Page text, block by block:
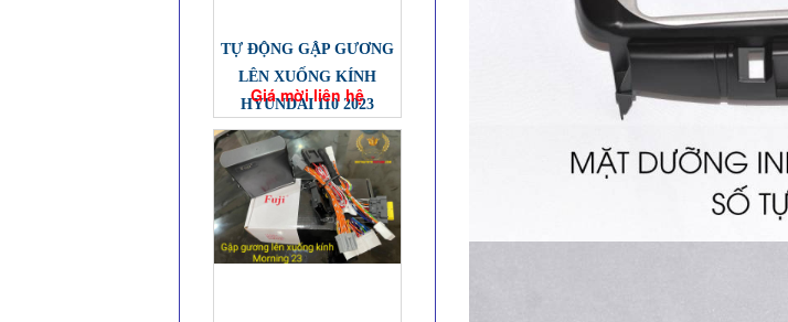
TỰ ĐỘNG GẬP GƯƠNG
LÊN XUỐNG KÍNH
HYUNDAI I10 2023
Giá mời liên hệ